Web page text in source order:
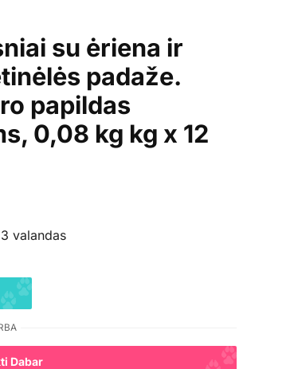
su ėriena ir
padaže.
papildas
0,08 kg kg x 12
valandas
Dabar